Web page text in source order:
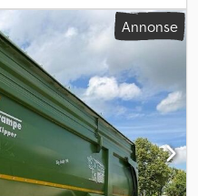
8x4, neste
, bremser: retarder, girtype:
, fjæring:
, lasteromslengde:
aircondition, har hatt en
tilhengerkobling,
Annonse